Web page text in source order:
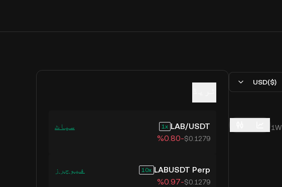
USD($)
1W
LAB/USDT
1 سپاٹ
$0.1279
‮-‭0.80‬%‬
LABUSDT Perp
10 فیوچرز
$0.1279
‮-‭0.97‬%‬